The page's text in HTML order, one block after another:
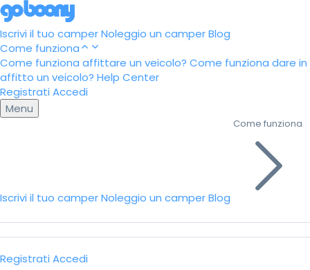
Iscrivi il tuo camperNoleggio un camperBlog
Come funziona
Come funziona affittare un veicolo? Come funziona dare in
affitto un veicolo? Help Center
Registrati Accedi
Menu
Iscrivi il tuo camperNoleggio un camperBlog
Come funziona
Registrati Accedi